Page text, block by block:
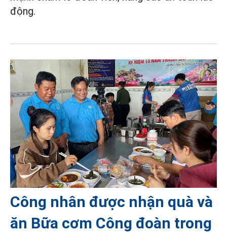
động.
Công nhân được nhận quà và
ăn Bữa cơm Công đoàn trong